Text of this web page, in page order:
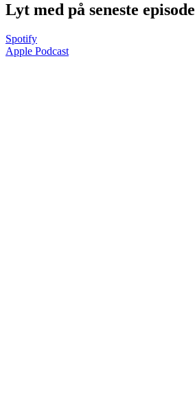
Lyt med på seneste episode
Spotify
Apple Podcast